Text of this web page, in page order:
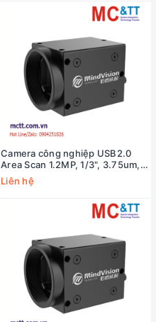
Camera công nghiệp USB2.0
Area Scan 1.2MP, 1/3", 3.75um,
1280x960, 39fps MindVision
MV-UBS131GC
Liên hệ